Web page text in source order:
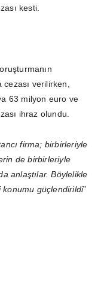
kesti.
verilirken,
63 milyon euro ve
ihraz olundu.
firma; birbirleriyle
de birbirleriyle
anlaştılar. Böylelikle
konumu güçlendirildi”